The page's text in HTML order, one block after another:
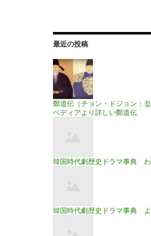
最近の投稿
鄭道伝（チョン・ドジョン：
ペディアより詳しい鄭道伝
韓国時代劇歴史ドラマ事典 わ
韓国時代劇歴史ドラマ事典 よ